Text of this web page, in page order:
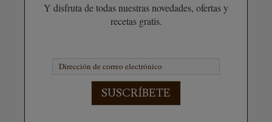
Y disfruta de todas nuestras novedades, ofertas y
recetas gratis.
SUSCRÍBETE